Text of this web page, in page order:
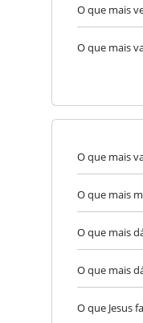
O que mais
O que mais
O que mais
O que mais
O que mais
O que mais
O que Jesus